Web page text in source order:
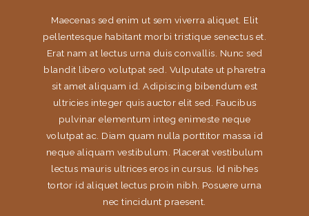
Maecenas sed enim ut sem viverra aliquet. Elit
pellentesque habitant morbi tristique senectus et.
Erat nam at lectus urna duis convallis. Nunc sed
blandit libero volutpat sed. Vulputate ut pharetra
sit amet aliquam id. Adipiscing bibendum est
ultricies integer quis auctor elit sed. Faucibus
pulvinar elementum integ enimeste neque
volutpat ac. Diam quam nulla porttitor massa id
neque aliquam vestibulum. Placerat vestibulum
lectus mauris ultrices eros in cursus. Id nibhes
tortor id aliquet lectus proin nibh. Posuere urna
nec tincidunt praesent.